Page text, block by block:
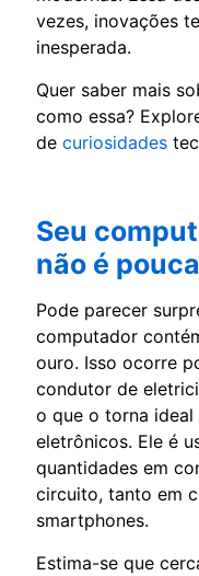
vezes, inovações
inesperada.
Quer saber mais
como essa?
de curiosidades
Seu
não é
Pode parecer
computador
ouro. Isso ocorre
condutor de
o que o torna
eletrônicos. Ele é
quantidades em
circuito, tanto em
smartphones.
Estima-se que